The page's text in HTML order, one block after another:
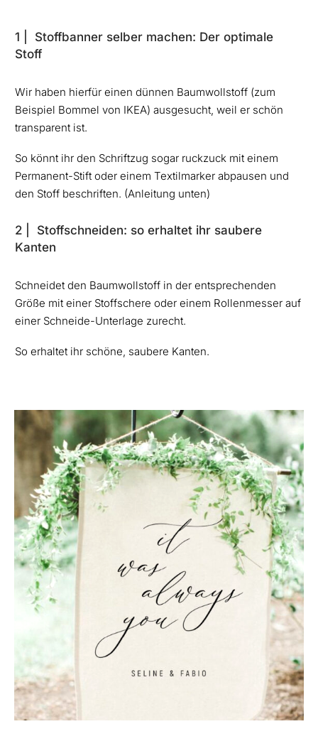
1 | Stoffbanner selber machen: Der optimale
Stoff
Wir haben hierfür einen dünnen Baumwollstoff (zum
Beispiel Bommel von IKEA) ausgesucht, weil er schön
transparent ist.
So könnt ihr den Schriftzug sogar ruckzuck mit einem
Permanent-Stift oder einem Textilmarker abpausen und
den Stoff beschriften. (Anleitung unten)
2 | Stoffschneiden: so erhaltet ihr saubere
Kanten
Schneidet den Baumwollstoff in der entsprechenden
Größe mit einer Stoffschere oder einem Rollenmesser auf
einer Schneide-Unterlage zurecht.
So erhaltet ihr schöne, saubere Kanten.